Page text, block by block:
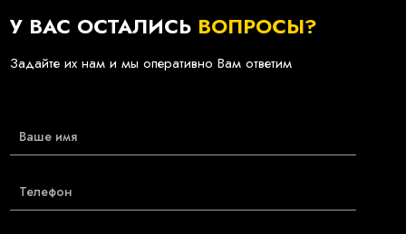
У ВАС ОСТАЛИСЬ ВОПРОСЫ?
Задайте их нам и мы оперативно Вам ответим